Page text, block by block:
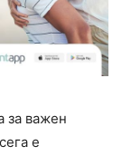
за важен
е